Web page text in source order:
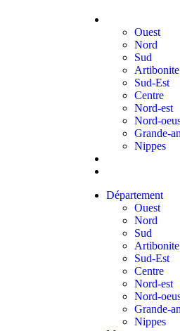
Ouest
Nord
Sud
Artibonite
Sud-Est
Centre
Nord-est
Nord-
Grande-
Nippes
Département
Ouest
Nord
Sud
Artibonite
Sud-Est
Centre
Nord-est
Nord-
Grande-
Nippes